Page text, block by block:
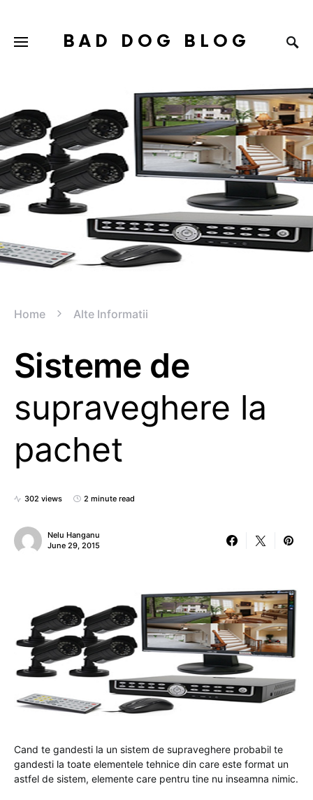
BAD DOG BLOG
Home Alte Informatii
Sisteme de
supraveghere la
pachet
302 views 2 minute read
Nelu Hanganu
June 29, 2015
Cand te gandesti la un sistem de supraveghere probabil te
gandesti la toate elementele tehnice din care este format un
astfel de sistem, elemente care pentru tine nu inseamna nimic.